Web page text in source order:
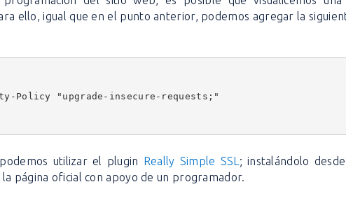
ello, igual que en el punto anterior, podemos agregar la
Policy "upgrade-insecure-requests;"
utilizar el plugin Really Simple SSL ; instalándolo
página oficial con apoyo de un programador.